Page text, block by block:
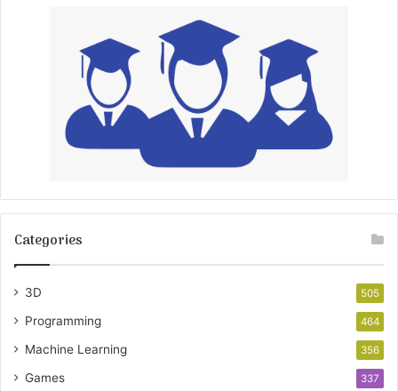
Categories
3D 505
Programming 464
Machine Learning 356
Games 337